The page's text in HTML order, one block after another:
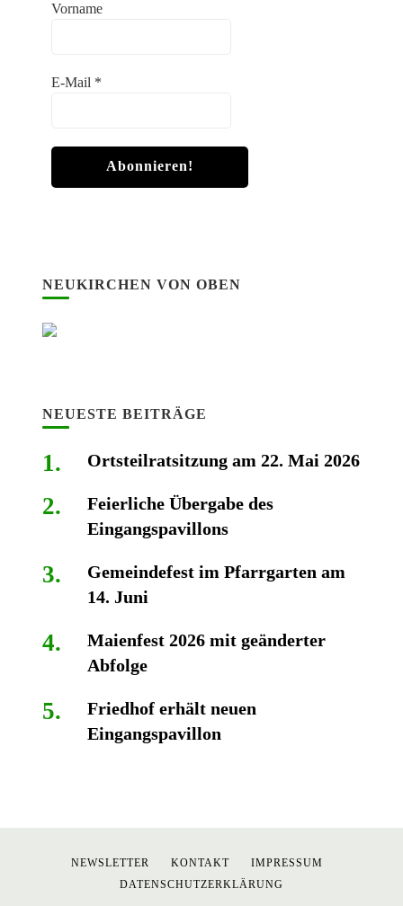
Vorname
E-Mail *
NEUKIRCHEN VON OBEN
NEUESTE BEITRÄGE
Ortsteilratsitzung am 22. Mai 2026
Feierliche Übergabe des
Eingangspavillons
Gemeindefest im Pfarrgarten am
14. Juni
Maienfest 2026 mit geänderter
Abfolge
Friedhof erhält neuen
Eingangspavillon
NEWSLETTER KONTAKT
IMPRESSUM
DATENSCHUTZERKLÄRUNG